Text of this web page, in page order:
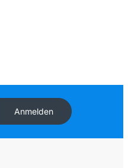
Anmelden